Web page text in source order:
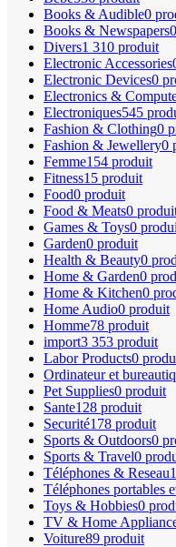
Books & Audible0
Books & Newspapers
Divers1 310 produit
Electronic Accessories
Electronic Devices0
Electronics &
Electroniques545
Fashion & Clothing0
Fashion & Jewellery0
Femme154 produit
Fitness15 produit
Food0 produit
Food & Meats0
Games & Toys0
Garden0 produit
Health & Beauty0
Home & Garden0
Home & Kitchen0
Home Audio0 produit
Homme78 produit
import3 353 produit
Labor Products0
Ordinateur et
Pet Supplies0 produit
Sante128 produit
Securité178 produit
Sports & Outdoors0
Sports & Travel0
Téléphones & Reseau
Téléphones portables
Toys & Hobbies0
TV & Home
Voiture89 produit